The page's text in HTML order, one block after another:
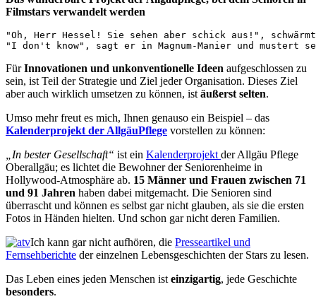
Filmstars verwandelt werden
"Oh, Herr Hessel! Sie sehen aber schick aus!",
"I don't know", sagt er in Magnum-Manier und mustert
FürInnovationen und unkonventionelle Ideen aufgeschlossen zu
sein, ist Teil der Strategie und Ziel jeder Organisation. Dieses Ziel
aber auch wirklich umsetzen zu können, istäußerst selten.
Umso mehr freut es mich, Ihnen genauso ein Beispiel – das
Kalenderprojekt der AllgäuPflege vorstellen zu können:
„In bester Gesellschaft“ ist ein KalenderprojektderAllgäu Pflege
Oberallgäu; es lichtet die Bewohner der Seniorenheime in
Hollywood-Atmosphäre ab. 15 Männer und Frauen zwischen 71
und 91 Jahren haben dabei mitgemacht. Die Senioren sind
überrascht und können es selbst gar nicht glauben, als sie die ersten
Fotos in Händen hielten. Und schon gar nicht deren Familien.
Ich kann gar nicht aufhören, die Presseartikel und
Fernsehberichte der einzelnen Lebensgeschichten der Stars zu lesen.
Das Leben eines jeden Menschen isteinzigartig, jede Geschichte
besonders.